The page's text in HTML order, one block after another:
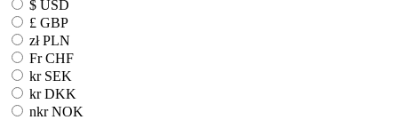
$ USD
£ GBP
zł PLN
Fr CHF
kr SEK
kr DKK
nkr NOK